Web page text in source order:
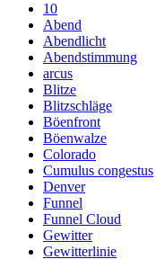
10
Abend
Abendlicht
Abendstimmung
arcus
Blitze
Blitzschläge
Böenfront
Böenwalze
Colorado
Cumulus congestus
Denver
Funnel
Funnel Cloud
Gewitter
Gewitterlinie